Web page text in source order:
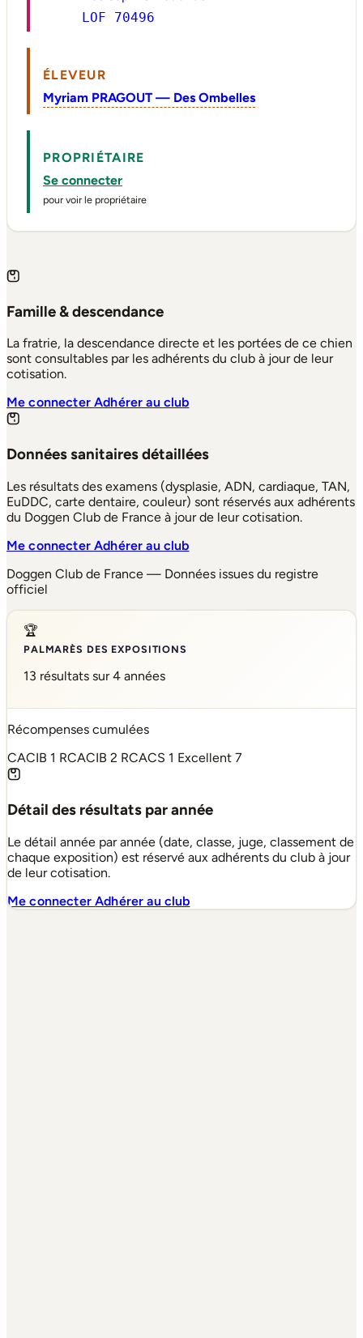
LOF 70496
ÉLEVEUR
Myriam PRAGOUT — Des Ombelles
PROPRIÉTAIRE
Se connecter
pour voir le propriétaire
Famille & descendance
La fratrie, la descendance directe et les portées de ce chien
sont consultables par les adhérents du club à jour de leur
cotisation.
Me connecterAdhérer au club
Données sanitaires détaillées
Les résultats des examens (dysplasie, ADN, cardiaque, TAN,
EuDDC, carte dentaire, couleur) sont réservés aux adhérents
du Doggen Club de France à jour de leur cotisation.
Me connecterAdhérer au club
Doggen Club de France — Données issues du registre
officiel
🏆
PALMARÈS DES EXPOSITIONS
13 résultats sur 4 années
Récompenses cumulées
CACIB 1 RCACIB 2 RCACS 1 Excellent 7
Détail des résultats par année
Le détail année par année (date, classe, juge, classement de
chaque exposition) est réservé aux adhérents du club à jour
de leur cotisation.
Me connecterAdhérer au club